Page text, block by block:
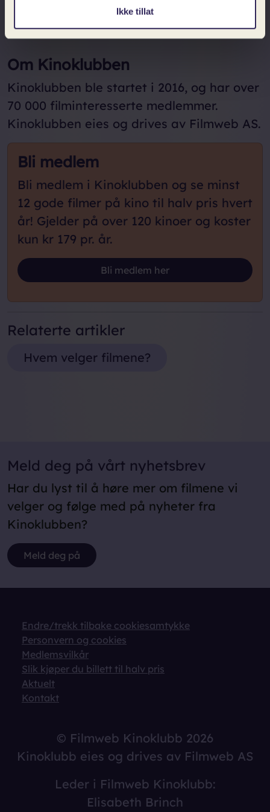
Ikke tillat
Om Kinoklubben
Kinoklubben ble startet i 2016, og har over
70 000 filminteresserte medlemmer.
Kinoklubben eies og drives av Filmweb AS.
Bli medlem
Bli medlem i Kinoklubben og se minst
12 gode filmer på kino til halv pris hvert
år! Gjelder på over 120 kinoer og koster
kun kr 179 pr. år.
Bli medlem herLoading...
Relaterte artikler
Hvem velger filmene?
Meld deg på vårt nyhetsbrev
Har du lyst til å høre mer om filmene vi
velger og følge med på nyheter fra
Kinoklubben?
Meld deg på
Endre/trekk tilbake cookiesamtykke
Personvern og cookies
Medlemsvilkår
Slik kjøper du billett til halv pris
Aktuelt
Kontakt
© Filmweb Kinoklubb 2026
Kinoklubb eies og drives av Filmweb AS
Leder i Filmweb Kinoklubb:
Elisabeth Brinch